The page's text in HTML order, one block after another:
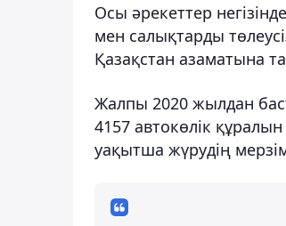
Осы әрекеттер
мен салықтарды
Қазақстан азаматына
Жалпы 2020 жылдан
4157 автокөлік
уақытша жүрудің